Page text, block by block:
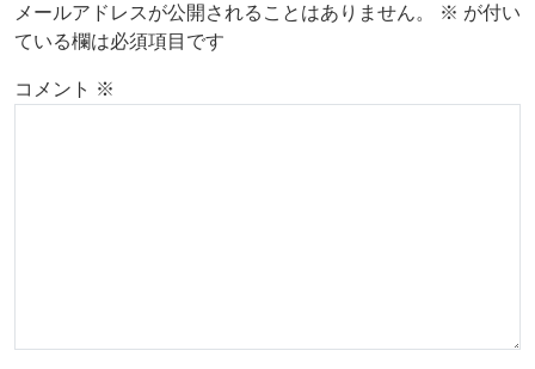
メールアドレスが公開されることはありません。 ※ が付い
ている欄は必須項目です
コメント ※